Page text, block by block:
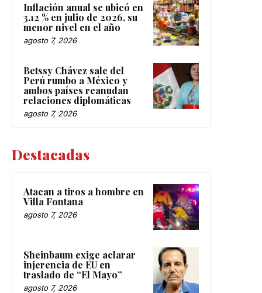
Inflación anual se ubicó en
3.12 % en julio de 2026, su
menor nivel en el año
agosto 7, 2026
Betssy Chávez sale del
Perú rumbo a México y
ambos países reanudan
relaciones diplomáticas
agosto 7, 2026
Destacadas
Atacan a tiros a hombre en
Villa Fontana
agosto 7, 2026
Sheinbaum exige aclarar
injerencia de EU en
traslado de “El Mayo”
agosto 7, 2026